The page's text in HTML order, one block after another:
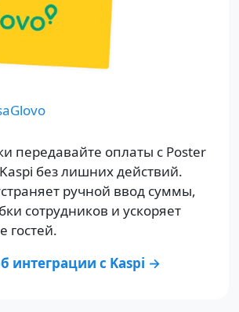
Glovo
передавайте оплаты с Poster
без лишних действий.
ручной ввод суммы,
сотрудников и ускоряет
гостей.​
интеграции с Kaspi →